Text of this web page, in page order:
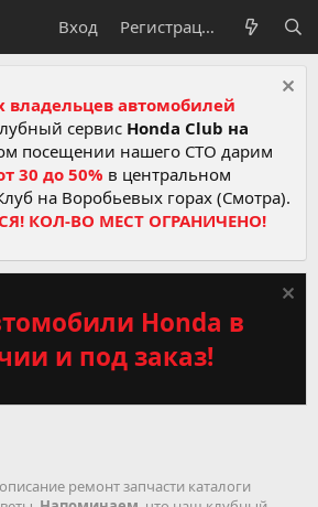
Вход Регистрация
владельцев автомобилей
сервис Honda Club на
посещении нашего СТО дарим
30 до 50% в центральном
на Воробьевых горах (Смотра).
КОЛ-ВО МЕСТ ОГРАНИЧЕНО!
Honda в
и под заказ!
ремонт запчасти каталоги